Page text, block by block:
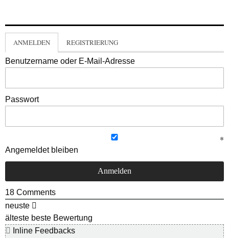
ANMELDEN REGISTRIERUNG
Benutzername oder E-Mail-Adresse
Passwort
Angemeldet bleiben
18 Comments
neuste
älteste beste Bewertung
Inline Feedbacks